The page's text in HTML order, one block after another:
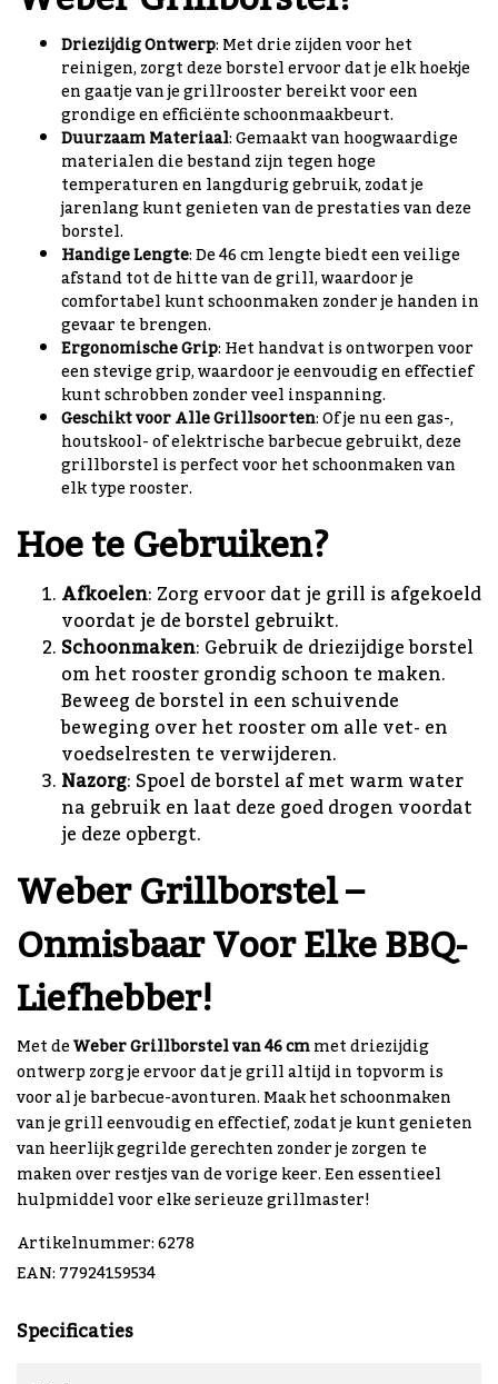
Driezijdig Ontwerp: Met drie zijden voor het
reinigen, zorgt deze borstel ervoor dat je elk hoekje
en gaatje van je grillrooster bereikt voor een
grondige en efficiënte schoonmaakbeurt.
Duurzaam Materiaal: Gemaakt van hoogwaardige
materialen die bestand zijn tegen hoge
temperaturen en langdurig gebruik, zodat je
jarenlang kunt genieten van de prestaties van deze
borstel.
Handige Lengte: De 46 cm lengte biedt een veilige
afstand tot de hitte van de grill, waardoor je
comfortabel kunt schoonmaken zonder je handen in
gevaar te brengen.
Ergonomische Grip: Het handvat is ontworpen voor
een stevige grip, waardoor je eenvoudig en effectief
kunt schrobben zonder veel inspanning.
Geschikt voor Alle Grillsoorten: Of je nu een gas-,
houtskool- of elektrische barbecue gebruikt, deze
grillborstel is perfect voor het schoonmaken van
elk type rooster.
Hoe te Gebruiken?
Afkoelen: Zorg ervoor dat je grill is afgekoeld
voordat je de borstel gebruikt.
Schoonmaken: Gebruik de driezijdige borstel
om het rooster grondig schoon te maken.
Beweeg de borstel in een schuivende
beweging over het rooster om alle vet- en
voedselresten te verwijderen.
Nazorg: Spoel de borstel af met warm water
na gebruik en laat deze goed drogen voordat
je deze opbergt.
Weber Grillborstel –
Onmisbaar Voor Elke BBQ-
Liefhebber!
Met deWeber Grillborstel van 46 cmmet driezijdig
ontwerp zorg je ervoor dat je grill altijd in topvorm is
voor al je barbecue-avonturen. Maak het schoonmaken
van je grill eenvoudig en effectief, zodat je kunt genieten
van heerlijk gegrilde gerechten zonder je zorgen te
maken over restjes van de vorige keer. Een essentieel
hulpmiddel voor elke serieuze grillmaster!
Artikelnummer: 6278
EAN: 77924159534
Specificaties